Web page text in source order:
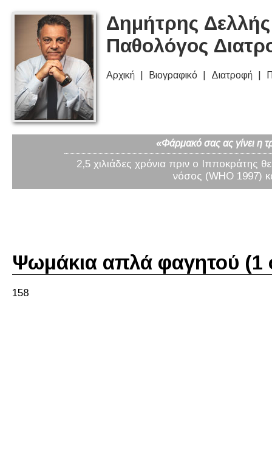
Δημήτρης
Παθολόγος
Αρχική Βιογραφικό Διατροφή
«Φάρμακό σας ας γίνει η
2,5 χιλιάδες χρόνια πριν ο Ιπποκράτης
νόσος (WHO 1997)
Ψωμάκια απλά φαγητού (1
158